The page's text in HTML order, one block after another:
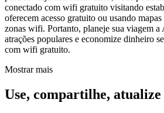
conectado com wifi gratuito visitando
oferecem acesso gratuito ou usando
zonas wifi. Portanto, planeje sua viagem a
atrações populares e economize dinheiro
com wifi gratuito.
Mostrar mais
Use, compartilhe, atualize